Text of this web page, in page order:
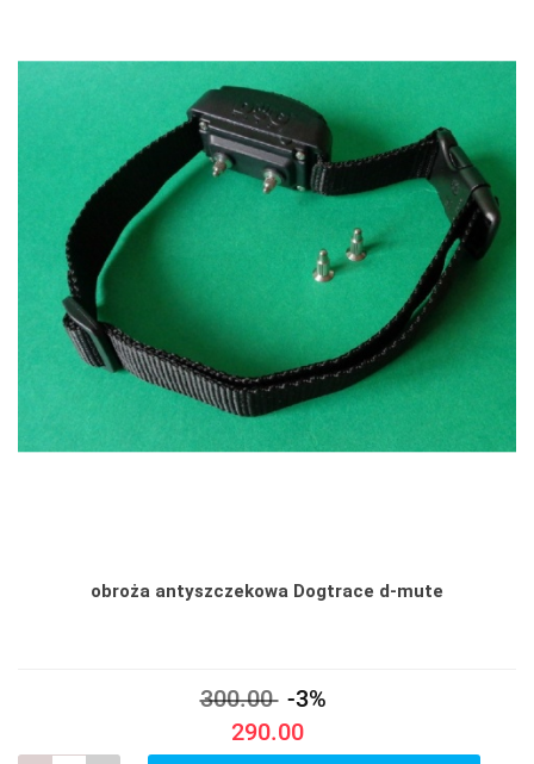
obroża antyszczekowa Dogtrace d-mute
300.00 -3%
290.00